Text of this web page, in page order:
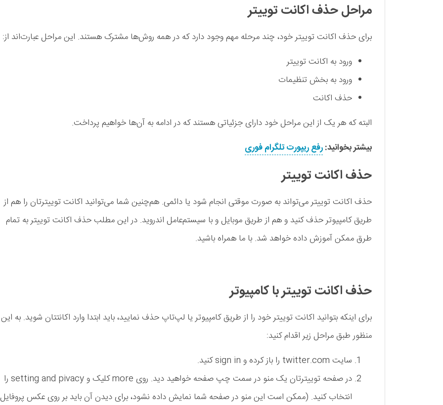
مراحل حذف اکانت توییتر
برای حذف اکانت توییتر خود، چند مرحله مهم وجود دارد که در همه روش‌ها مشترک هستند. این مراحل عبارت‌اند از:
ورود به اکانت توییتر
ورود به بخش تنظیمات
حذف اکانت
البته که هر یک از این مراحل خود دارای جزئیاتی هستند که در ادامه به آن‌ها خواهیم پرداخت.
بیشتر بخوانید:رفع ریپورت تلگرام فوری
حذف اکانت توییتر
حذف اکانت توییتر می‌تواند به صورت موقتی انجام شود یا دائمی. هم‌چنین شما می‌توانید اکانت توییترتان را هم از
طریق کامپیوتر حذف کنید و هم از طریق موبایل و با سیستم‌عامل اندروید. در این مطلب حذف اکانت توییتر به تمام
طرق ممکن آموزش داده خواهد شد. با ما همراه باشید.
حذف اکانت توییتر با کامپیوتر
برای اینکه بتوانید اکانت توییتر خود را از طریق کامپیوتر یا لپ‌تاپ حذف نمایید، باید ابتدا وارد اکانتتان شوید. به این
منظور طبق مراحل زیر اقدام کنید:
سایت twitter.com را باز کرده و sign in کنید.
در صفحه توییترتان یک منو در سمت چپ صفحه خواهید دید. روی more کلیک و setting and pivacy را
انتخاب کنید. (ممکن است این منو در صفحه شما نمایش داده نشود، برای دیدن آن باید بر روی عکس پروفایل